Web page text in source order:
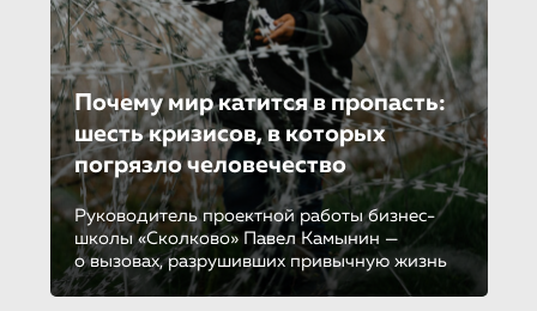
Почему мир катится в пропасть:
шесть кризисов, в которых
погрязло человечество
Руководитель проектной работы бизнес-
школы «Сколково» Павел Камынин —
о вызовах, разрушивших привычную жизнь